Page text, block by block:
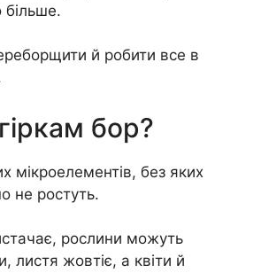
більше.
й робити все в
бор?
мікроелементів, без яких
не ростуть.
рослини можуть
листя жовтіє, а квіти й